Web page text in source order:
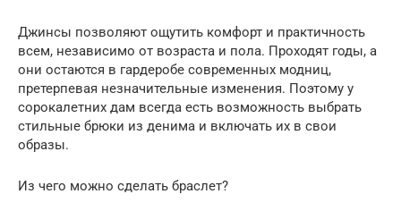
Джинсы позволяют ощутить комфорт и практичность
всем, независимо от возраста и пола. Проходят годы, а
они остаются в гардеробе современных модниц,
претерпевая незначительные изменения. Поэтому у
сорокалетних дам всегда есть возможность выбрать
стильные брюки из денима и включать их в свои
образы.
Из чего можно сделать браслет?